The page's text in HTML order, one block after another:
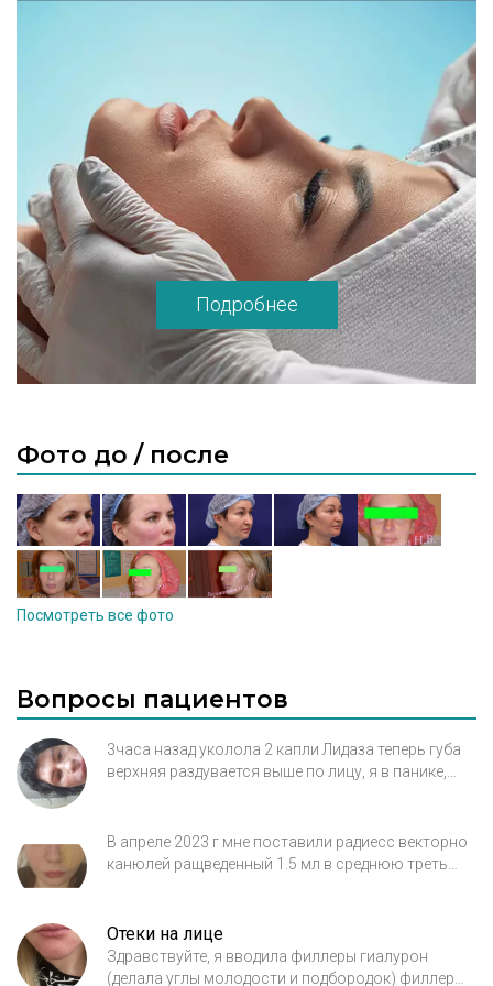
Диспорт), мезотерапия, биоревитализация,
коррекция губ, скул ,заполнение глубоких
морщин), различные виды химических
пилингов, ну и, конечно, традиционные
косметические процедуры – массажи,
ультразвуковые чистки лица, уходы за
кожей разных типов (чувствительной,
сухой, «проблемной» и т.д.). У нас вы
получите квалифицированную
медицинскую помощь без томительного
ожидания в очередях, в удобное для вас
время. Мы осуществляем полный
исследований. Составим для Вас
комплексную программу лечения или
реабилитации и профилактики.
Подробнее
Фото до / после
Посмотреть все фото
Вопросы пациентов
3часа назад уколола 2 капли Лидаза теперь губа
верхняя раздувается выше по лицу, я в панике,
В апреле 2023 г мне поставили радиесс векторно
канюлей ращведенный 1.5 мл в среднюю треть
отекают щеки ( то одно ,то друга)и нижние веко.
Ещё там где отечность ,чувствую боль при
нажатии. Связано ли это с радиесс. Благодарю
Отеки на лице
Здравствуйте, я вводила филлеры гиалурон
(делала углы молодости и подбородок) филлер